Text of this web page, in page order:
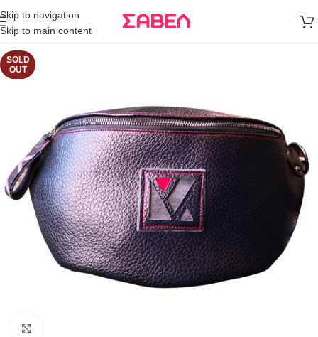
Skip to navigation
Skip to main content
άνω των 80€
Παραγγελία
SOLD
OUT